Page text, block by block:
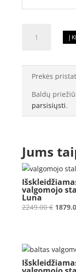
kiekis:
stalas
Į
Prekės
Baldų
parsisiųsti.
Jums
valgomojo
Luna
2249.00€